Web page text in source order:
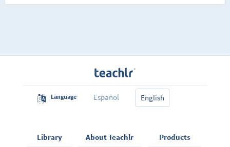
aprendizaje de este idioma aunque también será de
forma sencilla, así que no te preocupes si no tienes
ningún entendimiento del inglés, el curso está
diseñado para quienes quieren empezar desde cero a
sentir que no le entiendes a algo, con el tiempo irás
viendo que los temas se vuelven sencillos gracias a lo
visto en contenidos anteriores.
Language Español English
Library About Teachlr Products